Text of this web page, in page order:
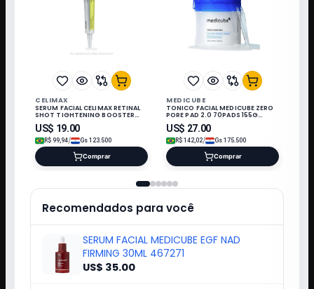
CELIMAX
SERUM FACIAL CELIMAX RETINAL
SHOT TIGHTENING BOOSTER
FIRM 15ML 320812
US$ 19.00
R$ 99,94/ Gs 123.500
Comprar
MEDICUBE
TONICO FACIAL MEDICUBE ZERO
PORE PAD 2.0 70PADS 155G
108374/114665
US$ 27.00
R$ 142,02/ Gs 175.500
Comprar
Recomendados para você
SERUM FACIAL MEDICUBE EGF NAD
FIRMING 30ML 467271
US$ 35.00